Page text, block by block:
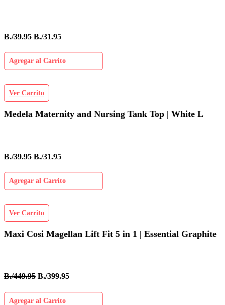
B./39.95 B./31.95
Agregar al Carrito
Ver Carrito
Medela Maternity and Nursing Tank Top | White L
B./39.95 B./31.95
Agregar al Carrito
Ver Carrito
Maxi Cosi Magellan Lift Fit 5 in 1 | Essential Graphite
B./449.95 B./399.95
Agregar al Carrito